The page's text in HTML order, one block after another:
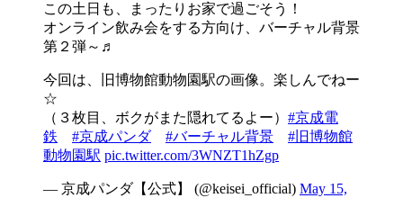
この土日も、まったりお家で過ごそう！
オンライン飲み会をする方向け、バーチャル背景
第２弾～♬
今回は、旧博物館動物園駅の画像。楽しんでねー
☆
（３枚目、ボクがまた隠れてるよー） #京成電
鉄
#京成パンダ #バーチャル背景
#旧博物館
動物園駅 pic.twitter.com/3WNZT1hZgp
— 京成パンダ【公式】 (@keisei_official) May 15,